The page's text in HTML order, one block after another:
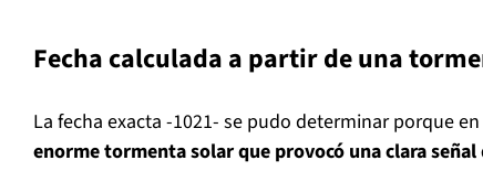
Fecha calculada a partir de una
La fecha exacta -1021- se pudo determinar porque en
enorme tormenta solar que provocó una clara